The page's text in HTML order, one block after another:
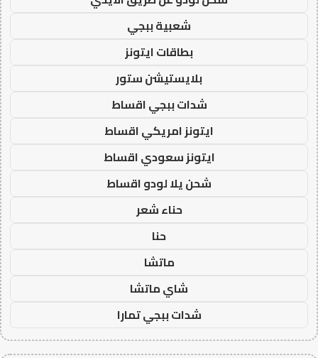
شعبية ببجي
بطاقات ايتونز
بلايستيشن ستور
شدات ببجي اقساط
ايتونز امريكي اقساط
ايتونز سعودي اقساط
شحن يلا لودو اقساط
حناء شعر
حنا
ماتشا
شاي ماتشا
شدات ببجي تمارا